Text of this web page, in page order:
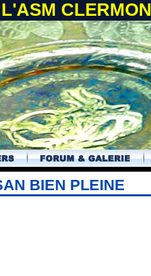
BIEN PLEINE